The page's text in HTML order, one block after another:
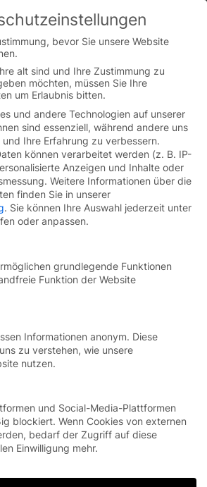
on the German website.
English version.
unseres Teamsund
deinen beruflichen
Traum.
zum
mit
Abschluss zum
für
Kommunikation
d) – Bruckberg
wie Speditionsaufträge
Angebots- und
im Vertrieb, Anliegen von
im Kundendienst, Rechnungen
bevor Sie unsere Website
alt sind und Ihre Zustimmung zu
möchten, müssen Sie Ihre
um Erlaubnis bitten.
und andere Technologien auf unserer
sind essenziell, während andere uns
Ihre Erfahrung zu verbessern.
können verarbeitet werden (z. B. IP-
Anzeigen und Inhalte oder
Weitere Informationen über die
finden Sie in unserer
. Sie können Ihre Auswahl jederzeit unter
oder anpassen.
grundlegende Funktionen
Funktion der Website
Informationen anonym. Diese
zu verstehen, wie unsere
nutzen.
und Social-Media-Plattformen
blockiert. Wenn Cookies von externen
bedarf der Zugriff auf diese
Einwilligung mehr.